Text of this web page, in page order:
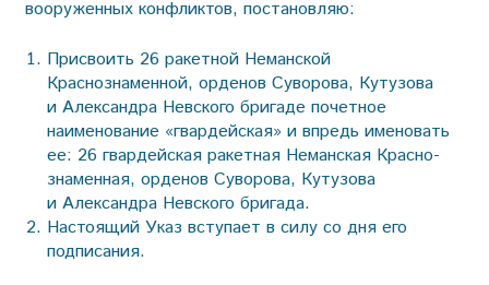
вооруженных конфликтов, постановляю:
Присвоить 26 ракетной Не­ман­ской
Краснознаменной, орденов Су­ворова, Кутузова
и Алек­санд­ра Нев­­ского бригаде почетное
наименование «гвардейская» и впредь именовать
ее: 26 гвардейская ракетная Не­ман­ская Крас­но­
знаменная, орденов Су­во­рова, Кутузова
и Александра Нев­ского бригада.
Настоящий Указ вступает в силу со дня его
подписания.